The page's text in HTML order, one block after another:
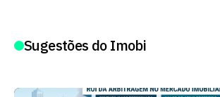
Sugestões do Imobi